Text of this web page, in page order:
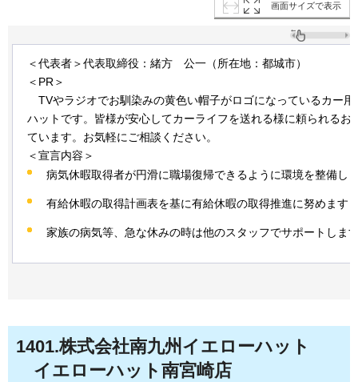
画面サイズで表示
＜代表者＞代表取締役：緒方 公一（所在地：都城市）
＜PR＞
TVやラジオでお馴染みの黄色い帽子がロゴになっているカー
ハットです。皆様が安心してカーライフを送れる様に頼られるお
ています。お気軽にご相談ください。
＜宣言内容＞
病気休暇取得者が円滑に職場復帰できるように環境を整備し
有給休暇の取得計画表を基に有給休暇の取得推進に努めます
家族の病気等、急な休みの時は他のスタッフでサポートしま
1401.株式会社南九州イエローハット
イ エローハット南宮崎店